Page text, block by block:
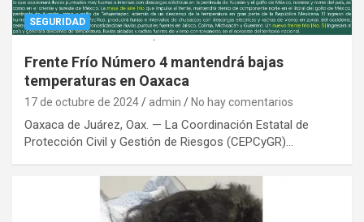
SEGURIDAD
Frente Frío Número 4 mantendrá bajas
temperaturas en Oaxaca
17 de octubre de 2024 admin No hay comentarios
Oaxaca de Juárez, Oax. — La Coordinación Estatal de
Protección Civil y Gestión de Riesgos (CEPCyGR)…